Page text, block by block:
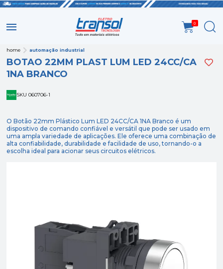
0
home automação industrial
BOTAO 22MM PLAST LUM LED 24CC/CA
1NA BRANCO
SKU 060706-1
O Botão 22mm Plástico Lum LED 24CC/CA 1NA Branco é um
dispositivo de comando confiável e versátil que pode ser usado em
uma ampla variedade de aplicações. Ele oferece uma combinação de
alta confiabilidade, durabilidade e facilidade de uso, tornando-o a
escolha ideal para acionar seus circuitos elétricos.